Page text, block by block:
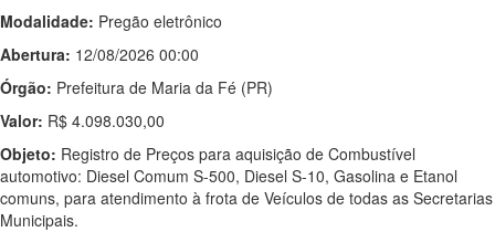
Modalidade: Pregão eletrônico
Abertura: 12/08/2026 00:00
Órgão: Prefeitura de Maria da Fé (PR)
Valor: R$ 4.098.030,00
Objeto: Registro de Preços para aquisição de Combustível
automotivo: Diesel Comum S-500, Diesel S-10, Gasolina e Etanol
comuns, para atendimento à frota de Veículos de todas as Secretarias
Municipais.